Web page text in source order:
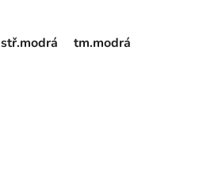
stř.modrá tm.modrá